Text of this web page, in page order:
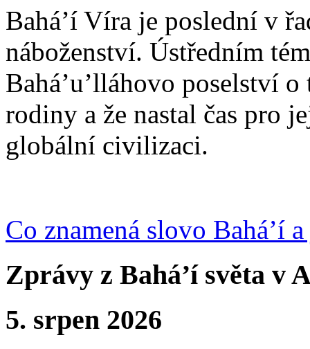
Bahá’í Víra je poslední v
náboženství. Ústředním
Bahá’u’lláhovo poselství
rodiny a že nastal čas pro
globální civilizaci.
Co znamená slovo Bahá’í
Zprávy z Bahá’í světa v
5. srpen 2026